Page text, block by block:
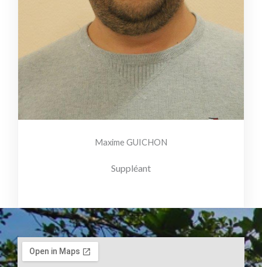
Maxime GUICHON
Suppléant